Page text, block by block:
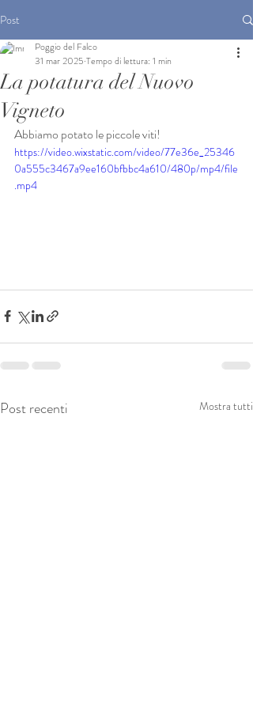
Post
La potatura del Nuovo
Vigneto
Poggio del Falco
31 mar 2025 Tempo di lettura: 1 min
Abbiamo potato le piccole viti!
https://video.wixstatic.com/video/77e36e_25346
0a555c3467a9ee160bfbbc4a610/480p/mp4/file
.mp4
Post recenti Mostra tutti